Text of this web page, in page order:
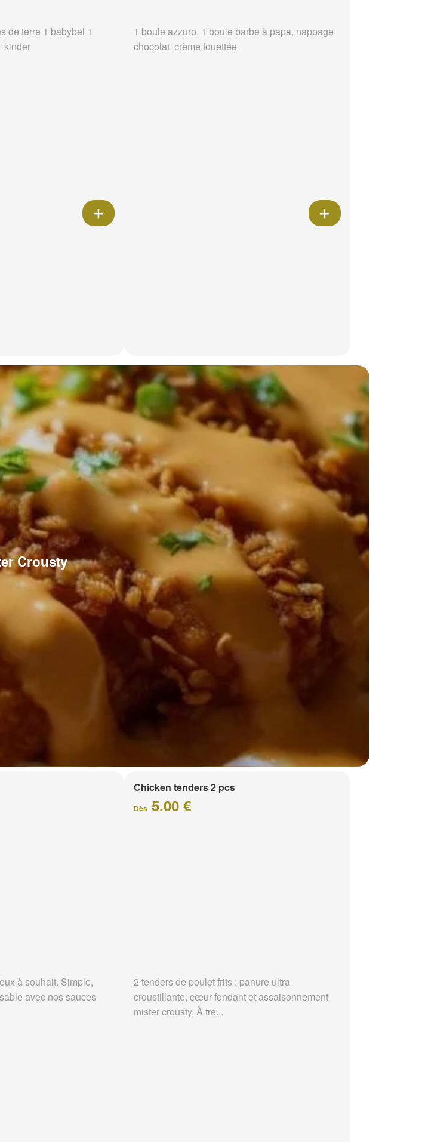
de terre 1 babybel 1
kinder
1 boule azzuro, 1 boule barbe à papa, nappage
chocolat, crème fouettée
Crousty
à souhait. Simple,
avec nos sauces
Chicken tenders 2 pcs
Dès 5.00 €
2 tenders de poulet frits : panure ultra
croustillante, cœur fondant et assaisonnement
mister crousty. À tre...